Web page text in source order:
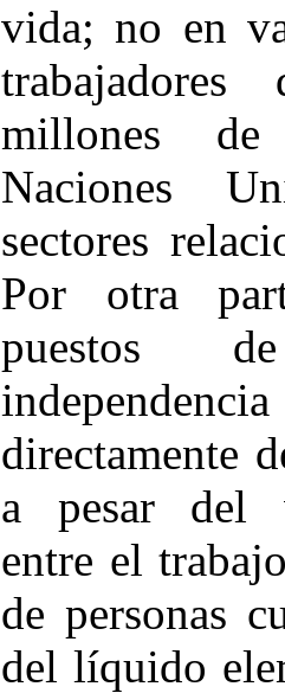
vida; no en
millones de
Naciones
sectores
Por otra
puestos
directamente
a pesar del
entre el
de personas
del líquido